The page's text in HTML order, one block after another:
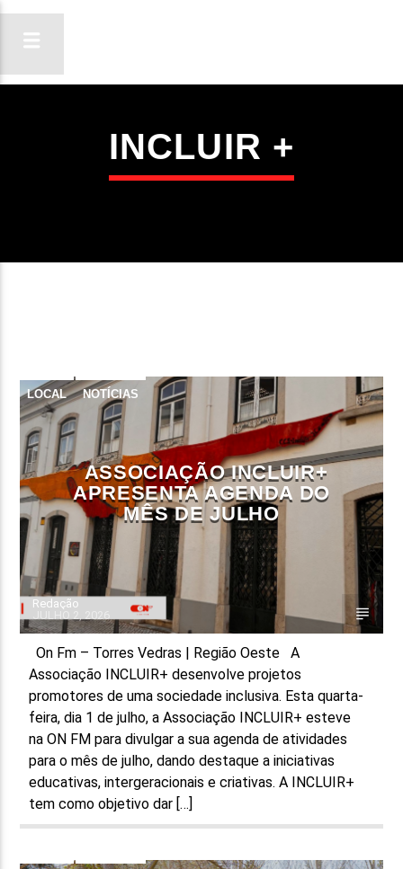
ON FM
LIGA-TE
FAIXA ATUAL
TÍTULO
ARTISTA
ON FM
INCLUIR +
LOCAL NOTÍCIAS
ASSOCIAÇÃO INCLUIR+
APRESENTA AGENDA DO
MÊS DE JULHO
Redação
On Fm – Torres Vedras | Região Oeste A
Associação INCLUIR+ desenvolve projetos
promotores de uma sociedade inclusiva. Esta quarta-
feira, dia 1 de julho, a Associação INCLUIR+ esteve
na ON FM para divulgar a sua agenda de atividades
para o mês de julho, dando destaque a iniciativas
educativas, intergeracionais e criativas. A INCLUIR+
tem como objetivo dar […]